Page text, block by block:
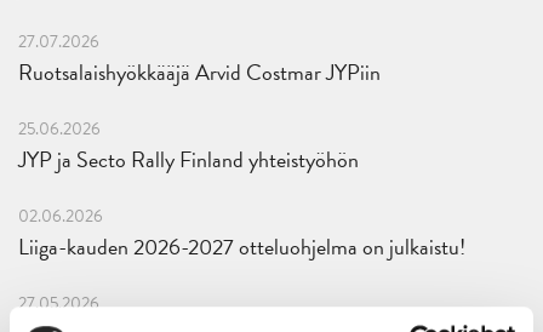
27.07.2026
Ruotsalaishyökkääjä Arvid Costmar JYPiin
25.06.2026
JYP ja Secto Rally Finland yhteistyöhön
02.06.2026
Liiga-kauden 2026-2027 otteluohjelma on julkaistu!
27.05.2026